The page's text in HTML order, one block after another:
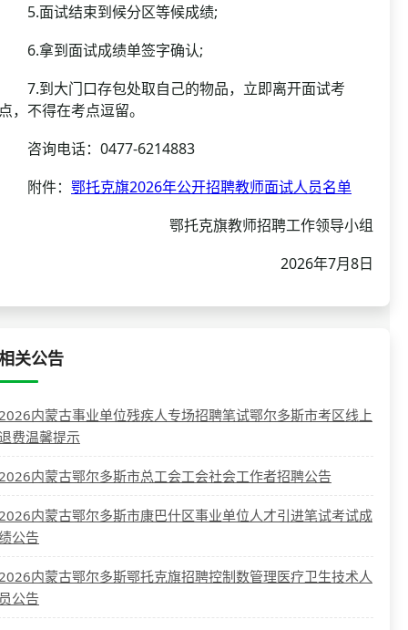
面试结束到候分区等候成绩;
拿到面试成绩单签字确认;
到大门口存包处取自己的物品，立即离开面试考
，不得在考点逗留。
询电话：0477-6214883
件： 鄂托克旗2026年公开招聘教师面试人员名单
鄂托克旗教师招聘工作领导小组
2026年7月8日
关公告
内蒙古事业单位残疾人专场招聘笔试鄂尔多斯市考区线上
费温馨提示
内蒙古鄂尔多斯市总工会工会社会工作者招聘公告
内蒙古鄂尔多斯市康巴什区事业单位人才引进笔试考试成
公告
内蒙古鄂尔多斯鄂托克旗招聘控制数管理医疗卫生技术人
公告